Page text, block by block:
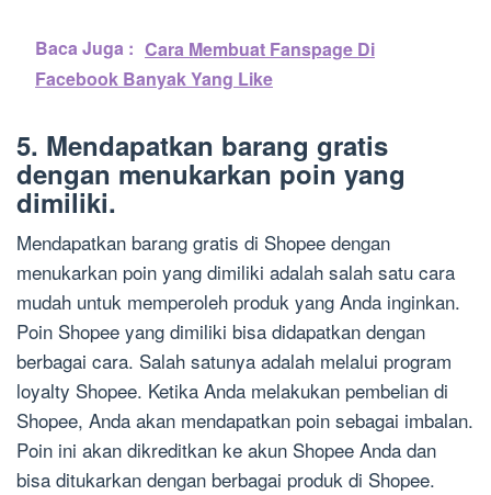
Baca Juga : Cara Membuat Fanspage Di
Facebook Banyak Yang Like
5. Mendapatkan barang gratis
dengan menukarkan poin yang
dimiliki.
Mendapatkan barang gratis di Shopee dengan
menukarkan poin yang dimiliki adalah salah satu cara
mudah untuk memperoleh produk yang Anda inginkan.
Poin Shopee yang dimiliki bisa didapatkan dengan
berbagai cara. Salah satunya adalah melalui program
loyalty Shopee. Ketika Anda melakukan pembelian di
Shopee, Anda akan mendapatkan poin sebagai imbalan.
Poin ini akan dikreditkan ke akun Shopee Anda dan
bisa ditukarkan dengan berbagai produk di Shopee.